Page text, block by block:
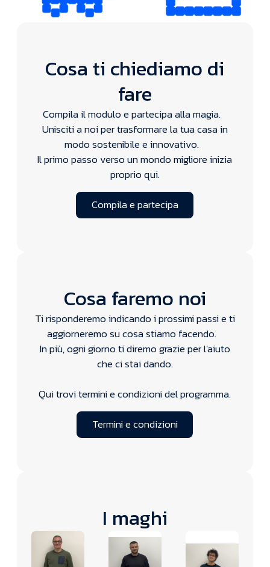
Cosa ti chiediamo di
fare
Compila il modulo e partecipa alla magia.
Unisciti a noi per trasformare la tua casa in
modo sostenibile e innovativo.
Il primo passo verso un mondo migliore inizia
proprio qui.
Compila e partecipa
Compila e partecipa
Cosa faremo noi
Ti risponderemo indicando i prossimi passi e ti
aggiorneremo su cosa stiamo facendo.
In più, ogni giorno ti diremo grazie per l'aiuto
che ci stai dando.
Qui trovi termini e condizioni del programma.
Termini e condizioni
Termini e condizioni
I maghi